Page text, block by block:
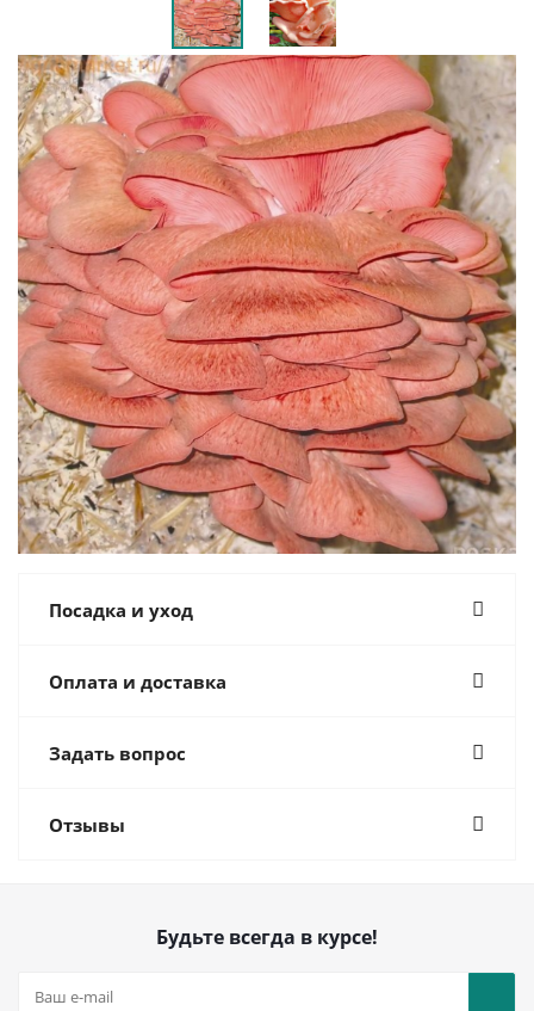
Посадка и уход
Оплата и доставка
Задать вопрос
Отзывы
Будьте всегда в курсе!